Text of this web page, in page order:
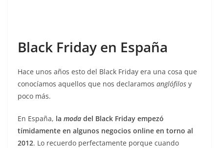
Black Friday en España
Hace unos años esto del Black Friday era una cosa que
conocíamos aquellos que nos declaramos anglófilos y
poco más.
En España, la moda del Black Friday empezó
tímidamente en algunos negocios online en torno al
2012. Lo recuerdo perfectamente porque cuando